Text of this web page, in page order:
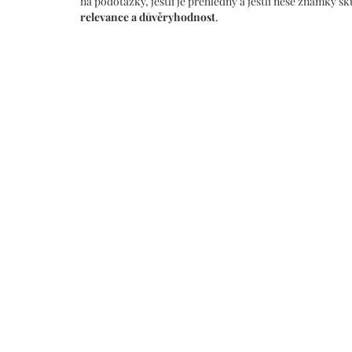
relevance a důvěryhodnost.